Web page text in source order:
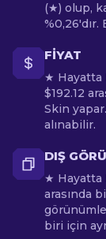
(★) olup,
FIYAT
★ Hayatta
$192.12
Skin
alınabilir.
DIŞ
★ Hayatta
arasında
biri için